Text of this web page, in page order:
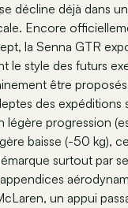
décline déjà dans
Encore
la Senna GTR
le style des futurs
être
des expéditions
légère progression
baisse (-50 kg),
surtout par
un appui